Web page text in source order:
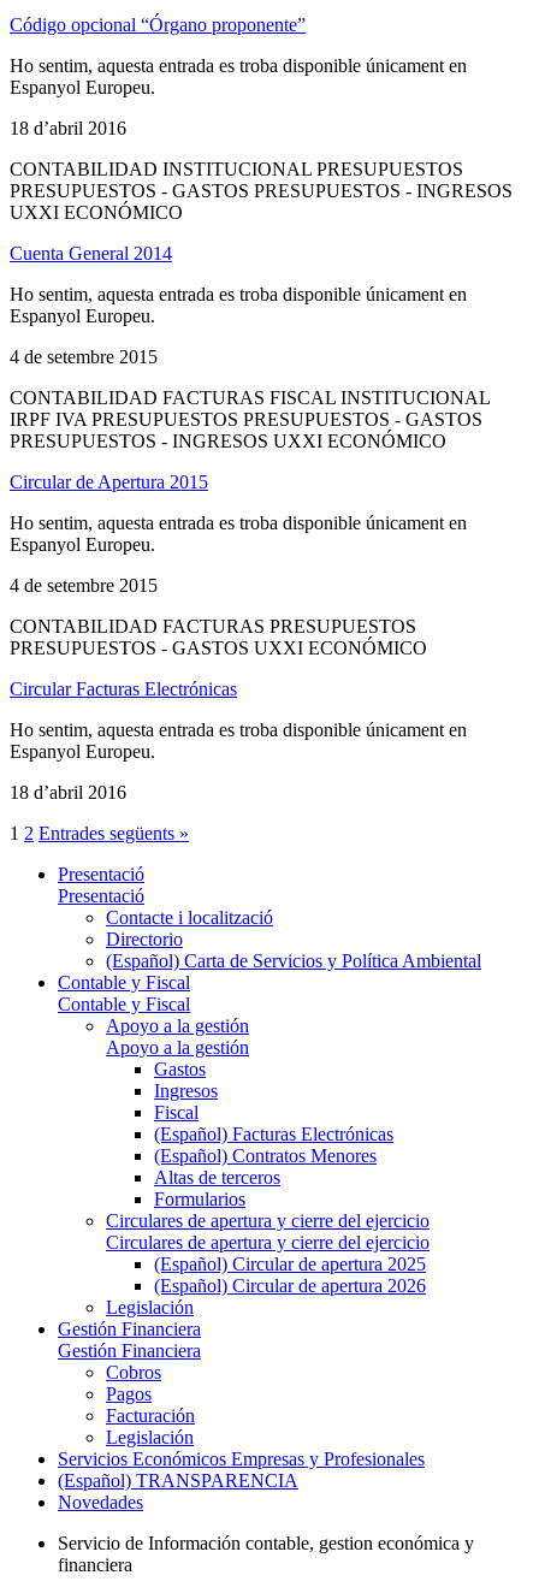
Código opcional “Órgano proponente”
Ho sentim, aquesta entrada es troba disponible únicament en
Espanyol Europeu.
18 d’abril 2016
CONTABILIDAD INSTITUCIONAL PRESUPUESTOS
PRESUPUESTOS - GASTOS PRESUPUESTOS - INGRESOS
UXXI ECONÓMICO
Cuenta General 2014
Ho sentim, aquesta entrada es troba disponible únicament en
Espanyol Europeu.
4 de setembre 2015
CONTABILIDAD FACTURAS FISCAL INSTITUCIONAL
IRPF IVA PRESUPUESTOS PRESUPUESTOS - GASTOS
PRESUPUESTOS - INGRESOS UXXI ECONÓMICO
Circular de Apertura 2015
Ho sentim, aquesta entrada es troba disponible únicament en
Espanyol Europeu.
4 de setembre 2015
CONTABILIDAD FACTURAS PRESUPUESTOS
PRESUPUESTOS - GASTOS UXXI ECONÓMICO
Circular Facturas Electrónicas
Ho sentim, aquesta entrada es troba disponible únicament en
Espanyol Europeu.
18 d’abril 2016
1 2 Entrades següents »
Presentació
Presentació
Contacte i localització
Directorio
(Español) Carta de Servicios y Política Ambiental
Contable y Fiscal
Contable y Fiscal
Apoyo a la gestión
Apoyo a la gestión
Gastos
Ingresos
Fiscal
(Español) Facturas Electrónicas
(Español) Contratos Menores
Altas de terceros
Formularios
Circulares de apertura y cierre del ejercicio
Circulares de apertura y cierre del ejercicio
(Español) Circular de apertura 2025
(Español) Circular de apertura 2026
Legislación
Gestión Financiera
Gestión Financiera
Cobros
Pagos
Facturación
Legislación
Servicios Económicos Empresas y Profesionales
(Español) TRANSPARENCIA
Novedades
Servicio de Información contable, gestion económica y
financiera